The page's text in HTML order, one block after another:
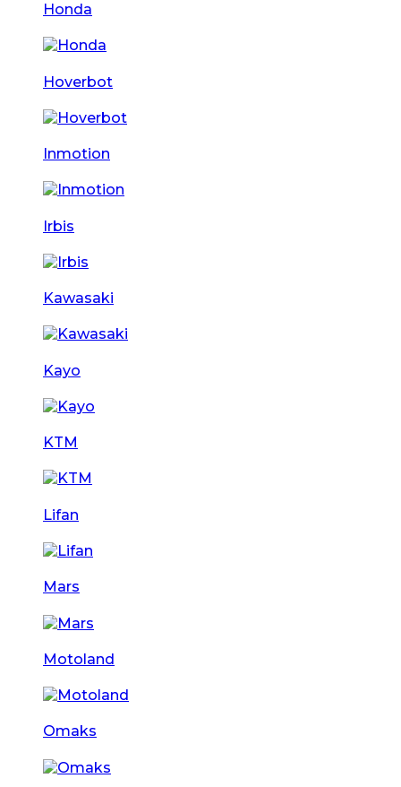
Honda
Hoverbot
Inmotion
Irbis
Kawasaki
Kayo
KTM
Lifan
Mars
Motoland
Omaks